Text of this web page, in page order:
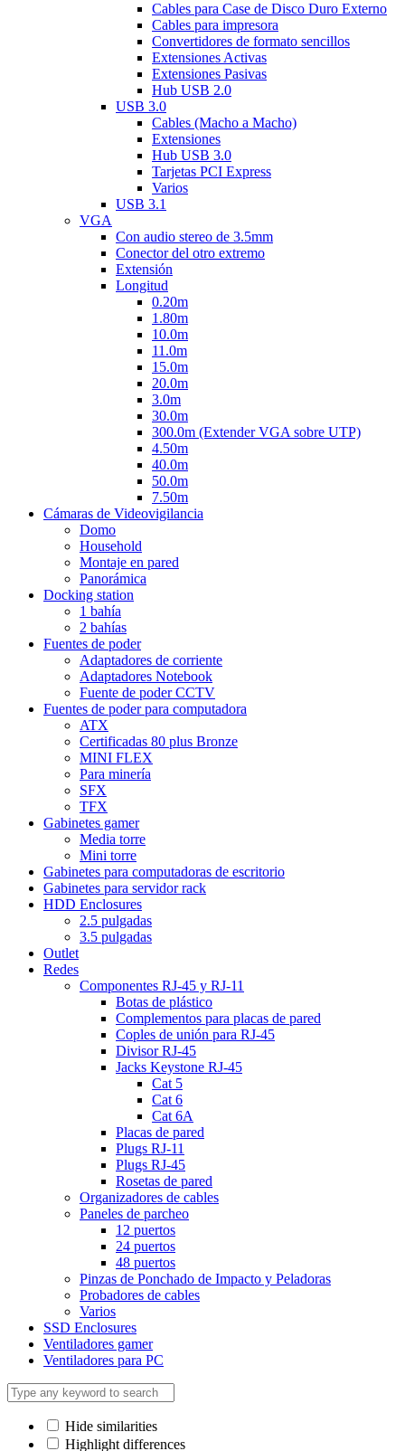
Cables para Case de Disco Duro Externo
Cables para impresora
Convertidores de formato sencillos
Extensiones Activas
Extensiones Pasivas
Hub USB 2.0
USB 3.0
Cables (Macho a Macho)
Extensiones
Hub USB 3.0
Tarjetas PCI Express
Varios
USB 3.1
VGA
Con audio stereo de 3.5mm
Conector del otro extremo
Extensión
Longitud
0.20m
1.80m
10.0m
11.0m
15.0m
20.0m
3.0m
30.0m
300.0m (Extender VGA sobre UTP)
4.50m
40.0m
50.0m
7.50m
Cámaras de Videovigilancia
Domo
Household
Montaje en pared
Panorámica
Docking station
1 bahía
2 bahías
Fuentes de poder
Adaptadores de corriente
Adaptadores Notebook
Fuente de poder CCTV
Fuentes de poder para computadora
ATX
Certificadas 80 plus Bronze
MINI FLEX
Para minería
SFX
TFX
Gabinetes gamer
Media torre
Mini torre
Gabinetes para computadoras de escritorio
Gabinetes para servidor rack
HDD Enclosures
2.5 pulgadas
3.5 pulgadas
Outlet
Redes
Componentes RJ-45 y RJ-11
Botas de plástico
Complementos para placas de pared
Coples de unión para RJ-45
Divisor RJ-45
Jacks Keystone RJ-45
Cat 5
Cat 6
Cat 6A
Placas de pared
Plugs RJ-11
Plugs RJ-45
Rosetas de pared
Organizadores de cables
Paneles de parcheo
12 puertos
24 puertos
48 puertos
Pinzas de Ponchado de Impacto y Peladoras
Probadores de cables
Varios
SSD Enclosures
Ventiladores gamer
Ventiladores para PC
Hide similarities
Highlight differences